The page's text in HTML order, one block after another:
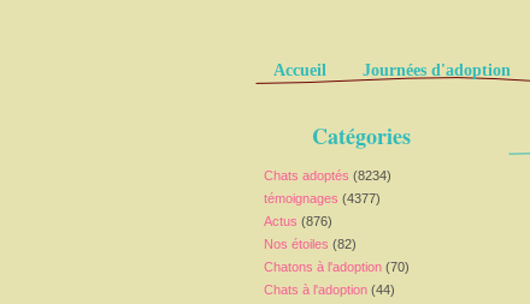
Pages
Accueil Journées d'adoption
Catégories
Chats adoptés (8234)
témoignages (4377)
Actus (876)
Nos étoiles (82)
Chatons à l'adoption (70)
Chats à l'adoption (44)